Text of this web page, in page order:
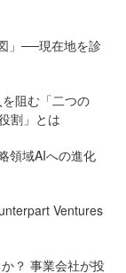
」──現在地を診
阻む「二つの
割」とは
領域AIへの進化
Ventures
？ 事業会社が投